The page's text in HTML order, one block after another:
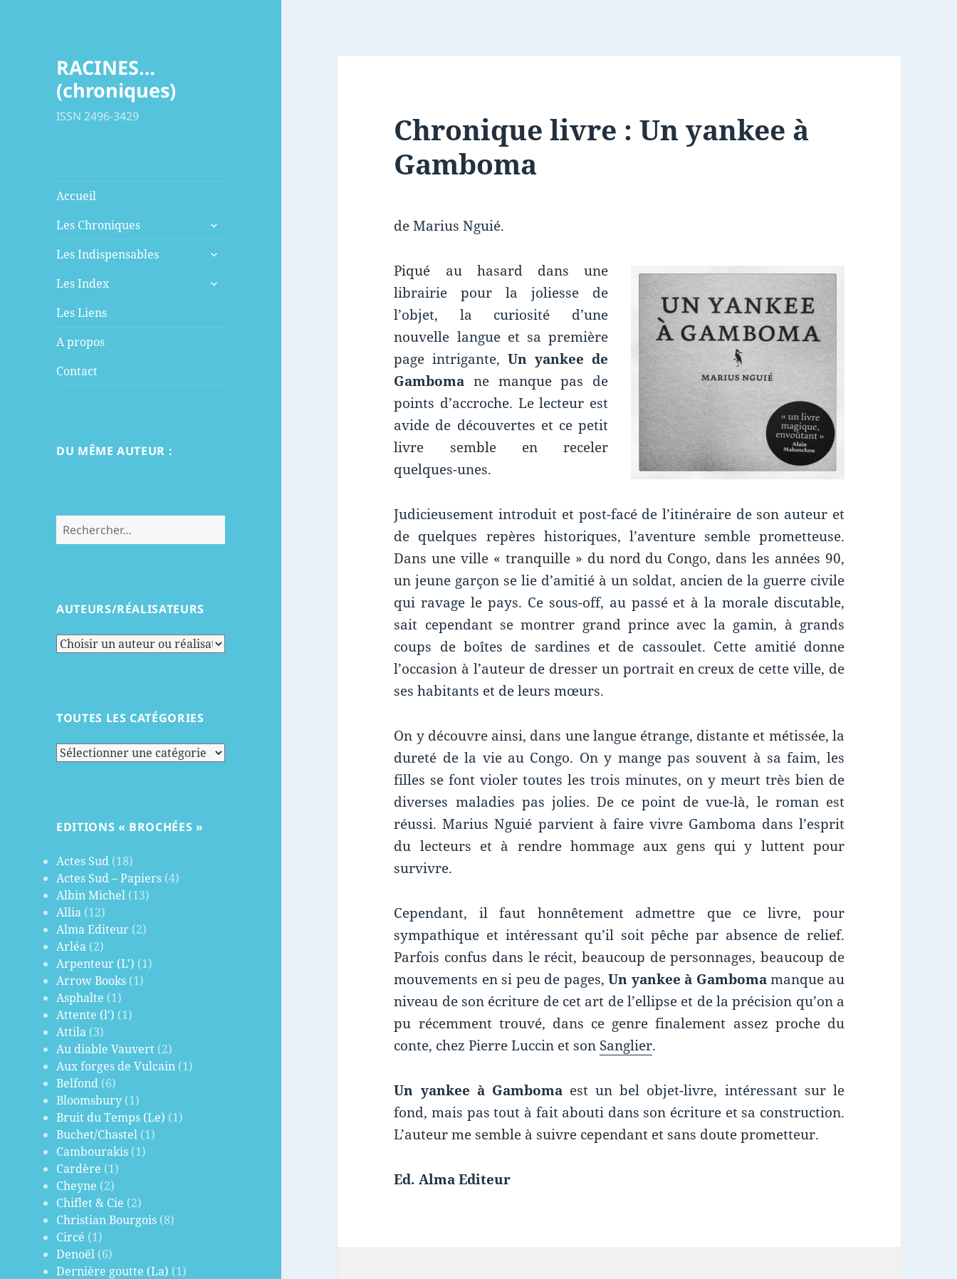
RACINES…
(chroniques)
ISSN 2496-3429
Accueil
Les Chroniques
ouvrir
sous-
Les Indispensables
ouvrir
sous-
Les Index
ouvrir
Les Liens
A propos
Contact
DU MÊME AUTEUR :
Rechercher :
AUTEURS/RÉALISATEURS
TOUTES LES CATÉGORIES
Toutes
EDITIONS « BROCHÉES »
Actes Sud (18)
Actes Sud – Papiers (4)
Albin Michel (13)
Allia (12)
Alma Editeur (2)
Arléa (2)
Arpenteur (L') (1)
Arrow Books (1)
Asphalte (1)
Attente (l') (1)
Attila (3)
Au diable Vauvert (2)
Aux forges de Vulcain (1)
Belfond (6)
Bloomsbury (1)
Bruit du Temps (Le) (1)
Buchet/Chastel (1)
Cambourakis (1)
Cardère (1)
Cheyne (2)
Chiflet & Cie (2)
Christian Bourgois (8)
Circé (1)
Denoël (6)
Dernière goutte (La) (1)
Chronique livre : Un yankee à
Gamboma
de Marius Nguié.
Piqué au hasard dans une
librairie pour la joliesse de
l’objet, la curiosité d’une
nouvelle langue et sa première
page intrigante,Un yankee de
Gamboma ne manque pas de
points d’accroche. Le lecteur est
avide de découvertes et ce petit
livre semble en receler
quelques-unes.
Judicieusement introduit et post-facé de l’itinéraire de son auteur et
de quelques repères historiques, l’aventure semble prometteuse.
Dans une ville « tranquille » du nord du Congo, dans les années 90,
un jeune garçon se lie d’amitié à un soldat, ancien de la guerre civile
qui ravage le pays. Ce sous-off, au passé et à la morale discutable,
sait cependant se montrer grand prince avec la gamin, à grands
coups de boîtes de sardines et de cassoulet. Cette amitié donne
l’occasion à l’auteur de dresser un portrait en creux de cette ville, de
ses habitants et de leurs mœurs.
On y découvre ainsi, dans une langue étrange, distante et métissée, la
dureté de la vie au Congo. On y mange pas souvent à sa faim, les
filles se font violer toutes les trois minutes, on y meurt très bien de
diverses maladies pas jolies. De ce point de vue-là, le roman est
réussi. Marius Nguié parvient à faire vivre Gamboma dans l’esprit
du lecteurs et à rendre hommage aux gens qui y luttent pour
survivre.
Cependant, il faut honnêtement admettre que ce livre, pour
sympathique et intéressant qu’il soit pêche par absence de relief.
Parfois confus dans le récit, beaucoup de personnages, beaucoup de
mouvements en si peu de pages,Un yankee à Gambomamanque au
niveau de son écriture de cet art de l’ellipse et de la précision qu’on a
pu récemment trouvé, dans ce genre finalement assez proche du
conte, chez Pierre Luccin et son Sanglier.
Un yankee à Gambomaest un bel objet-livre, intéressant sur le
fond, mais pas tout à fait abouti dans son écriture et sa construction.
L’auteur me semble à suivre cependant et sans doute prometteur.
Ed. Alma Editeur